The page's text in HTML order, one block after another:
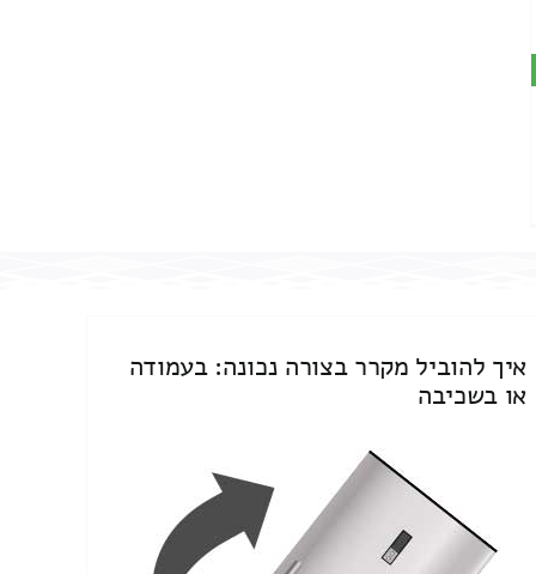
איך להוביל מקרר בצורה נכונה: בעמודה
או בשכיבה